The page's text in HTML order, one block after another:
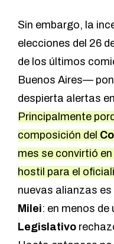
Sin embargo, la
elecciones del 26
de los últimos
Buenos Aires—
despierta alertas
Principalmente
composición del
mes se convirtió
hostil para el
nuevas alianzas
Milei: en menos de
Legislativo